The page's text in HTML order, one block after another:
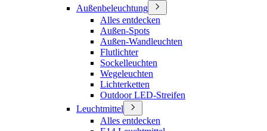
Außenbeleuchtung
Alles entdecken
Außen-Spots
Außen-Wandleuchten
Flutlichter
Sockelleuchten
Wegeleuchten
Lichterketten
Outdoor LED-Streifen
Leuchtmittel
Alles entdecken